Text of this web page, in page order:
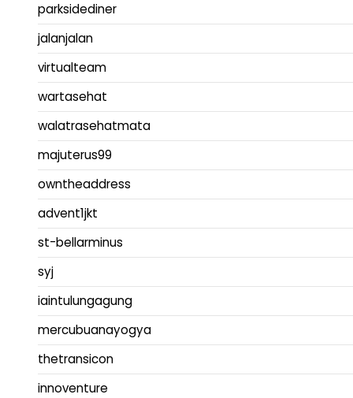
parksidediner
jalanjalan
virtualteam
wartasehat
walatrasehatmata
majuterus99
owntheaddress
advent1jkt
st-bellarminus
syj
iaintulungagung
mercubuanayogya
thetransicon
innoventure